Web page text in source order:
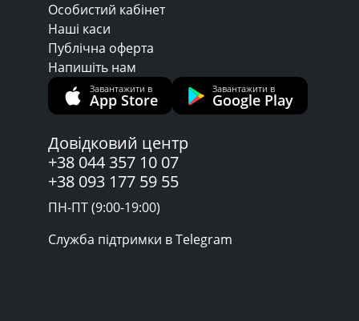
Особистий кабінет
Наші каси
Публічна оферта
Напишіть нам
Завантажити в
App Store
Завантажити в
Google Play
Довідковий центр
+38 044 357 10 07
+38 093 177 59 55
ПН-ПТ (9:00-19:00)
Служба підтримки в Telegram